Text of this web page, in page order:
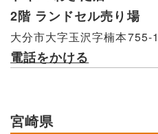
2階 ランドセル売り場
大分市大字玉沢字楠本755-1
電話をかける
宮崎県